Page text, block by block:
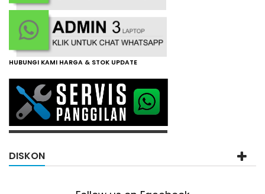
HUBUNGI KAMI HARGA & STOK UPDATE
DISKON